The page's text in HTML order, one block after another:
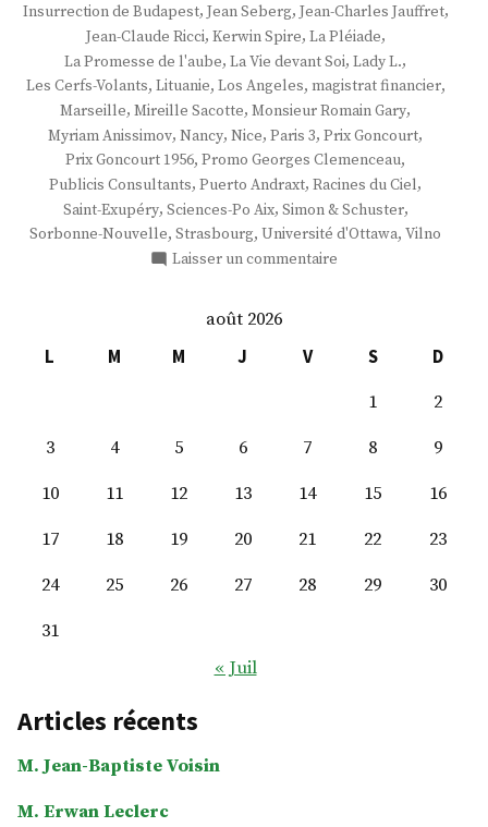
Insurrection de Budapest, Jean Seberg, Jean-Charles Jauffret,
Jean-Claude Ricci, Kerwin Spire, La Pléiade,
La Promesse de l'aube, La Vie devant Soi, Lady L.,
Les Cerfs-Volants, Lituanie, Los Angeles, magistrat financier,
Marseille, Mireille Sacotte, Monsieur Romain Gary,
Myriam Anissimov, Nancy, Nice, Paris 3, Prix Goncourt,
Prix Goncourt 1956, Promo Georges Clemenceau,
Publicis Consultants, Puerto Andraxt, Racines du Ciel,
Saint-Exupéry, Sciences-Po Aix, Simon & Schuster,
Sorbonne-Nouvelle, Strasbourg, Université d'Ottawa, Vilno
Laisser un commentaire
août 2026
L
M M J V S
D
1
2
3
4 5 6 7 8
9
10
11 12 13 14 15
16
17
18 19 20 21 22
23
24
25 26 27 28 29
30
31
« Juil
Articles récents
M. Jean-Baptiste Voisin
M. Erwan Leclerc